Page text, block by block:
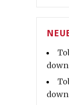
down
down